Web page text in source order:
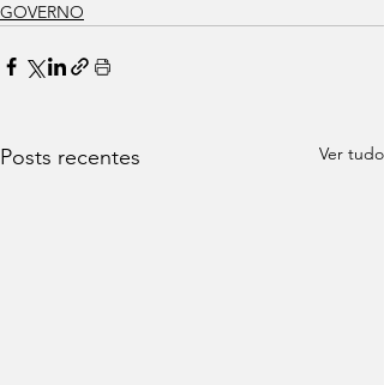
GOVERNO
Posts recentes Ver tudo